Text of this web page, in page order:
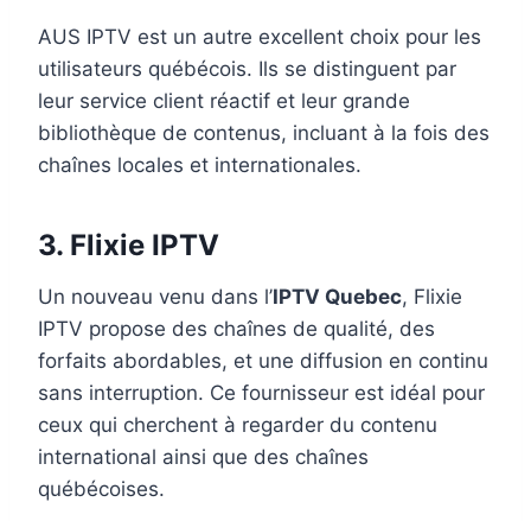
AUS IPTV est un autre excellent choix pour les
utilisateurs québécois. Ils se distinguent par
leur service client réactif et leur grande
bibliothèque de contenus, incluant à la fois des
chaînes locales et internationales.
3. Flixie IPTV
Un nouveau venu dans l’IPTV Quebec, Flixie
IPTV propose des chaînes de qualité, des
forfaits abordables, et une diffusion en continu
sans interruption. Ce fournisseur est idéal pour
ceux qui cherchent à regarder du contenu
international ainsi que des chaînes
québécoises.